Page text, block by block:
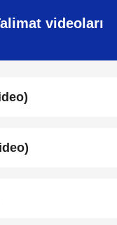
videoları